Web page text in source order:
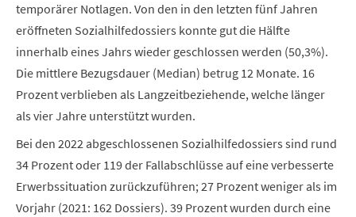
temporärer Notlagen. Von den in den letzten fünf Jahren
eröffneten Sozialhilfedossiers konnte gut die Hälfte
innerhalb eines Jahrs wieder geschlossen werden (50,3%).
Die mittlere Bezugsdauer (Median) betrug 12 Monate. 16
Prozent verblieben als Langzeitbeziehende, welche länger
als vier Jahre unterstützt wurden.
Bei den 2022 abgeschlossenen Sozialhilfedossiers sind rund
34 Prozent oder 119 der Fallabschlüsse auf eine verbesserte
Erwerbssituation zurückzuführen; 27 Prozent weniger als im
Vorjahr (2021: 162 Dossiers). 39 Prozent wurden durch eine